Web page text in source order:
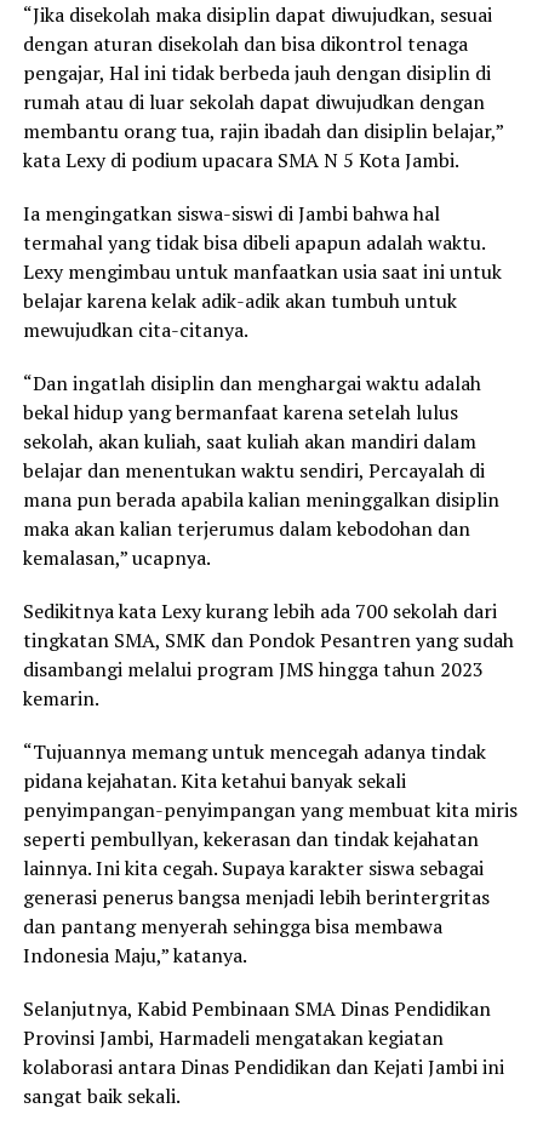
“Jika disekolah maka disiplin dapat diwujudkan, sesuai
dengan aturan disekolah dan bisa dikontrol tenaga
pengajar, Hal ini tidak berbeda jauh dengan disiplin di
rumah atau di luar sekolah dapat diwujudkan dengan
membantu orang tua, rajin ibadah dan disiplin belajar,”
kata Lexy di podium upacara SMA N 5 Kota Jambi.
Ia mengingatkan siswa-siswi di Jambi bahwa hal
termahal yang tidak bisa dibeli apapun adalah waktu.
Lexy mengimbau untuk manfaatkan usia saat ini untuk
belajar karena kelak adik-adik akan tumbuh untuk
mewujudkan cita-citanya.
“Dan ingatlah disiplin dan menghargai waktu adalah
bekal hidup yang bermanfaat karena setelah lulus
sekolah, akan kuliah, saat kuliah akan mandiri dalam
belajar dan menentukan waktu sendiri, Percayalah di
mana pun berada apabila kalian meninggalkan disiplin
maka akan kalian terjerumus dalam kebodohan dan
kemalasan,” ucapnya.
Sedikitnya kata Lexy kurang lebih ada 700 sekolah dari
tingkatan SMA, SMK dan Pondok Pesantren yang sudah
disambangi melalui program JMS hingga tahun 2023
kemarin.
“Tujuannya memang untuk mencegah adanya tindak
pidana kejahatan. Kita ketahui banyak sekali
penyimpangan-penyimpangan yang membuat kita miris
seperti pembullyan, kekerasan dan tindak kejahatan
lainnya. Ini kita cegah. Supaya karakter siswa sebagai
generasi penerus bangsa menjadi lebih berintergritas
dan pantang menyerah sehingga bisa membawa
Indonesia Maju,” katanya.
Selanjutnya, Kabid Pembinaan SMA Dinas Pendidikan
Provinsi Jambi, Harmadeli mengatakan kegiatan
kolaborasi antara Dinas Pendidikan dan Kejati Jambi ini
sangat baik sekali.